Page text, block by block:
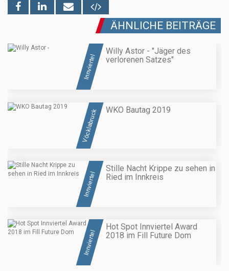
ÄHNLICHE BEITRÄGE
Innviertel
Willy Astor - "Jäger des
verlorenen Satzes"
Vöcklabruck WKO Bautag 2019
Innviertel
Stille Nacht Krippe zu sehen in
Ried im Innkreis
Innviertel
Hot Spot Innviertel Award
2018 im Fill Future Dom